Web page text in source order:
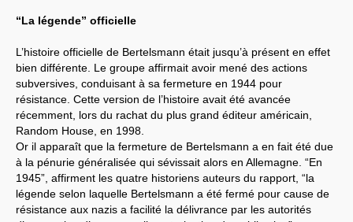
“La légende” officielle
L’histoire officielle de Bertelsmann était jusqu’à présent en effet
bien différente. Le groupe affirmait avoir mené des actions
subversives, conduisant à sa fermeture en 1944 pour
résistance. Cette version de l’histoire avait été avancée
récemment, lors du rachat du plus grand éditeur américain,
Random House, en 1998.
Or il apparaît que la fermeture de Bertelsmann a en fait été due
à la pénurie généralisée qui sévissait alors en Allemagne. “En
1945”, affirment les quatre historiens auteurs du rapport, “la
légende selon laquelle Bertelsmann a été fermé pour cause de
résistance aux nazis a facilité la délivrance par les autorités